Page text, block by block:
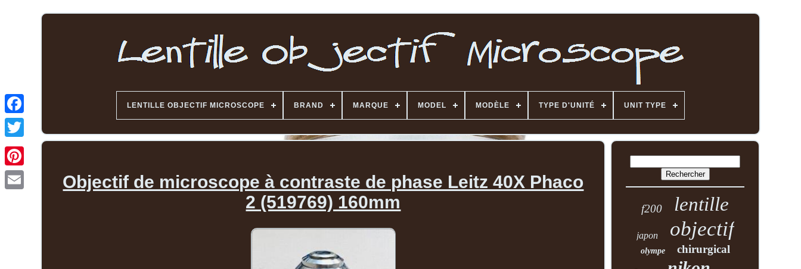
LENTILLE OBJECTIF MICROSCOPE BRAND MARQUE MODEL MODÈLE TYPE D'UNITÉ UNIT TYPE
Objectif de microscope à contraste de phase Leitz 40X Phaco
2 (519769) 160mm
f200 lentille
japon objectif
olympe chirurgical